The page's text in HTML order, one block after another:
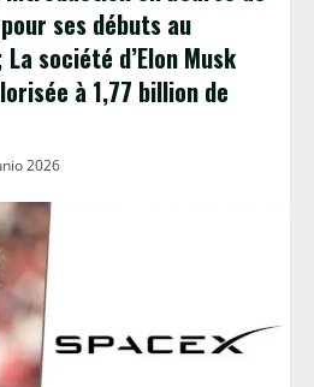
ses débuts au
société d’Elon Musk
à 1,77 billion de
2026